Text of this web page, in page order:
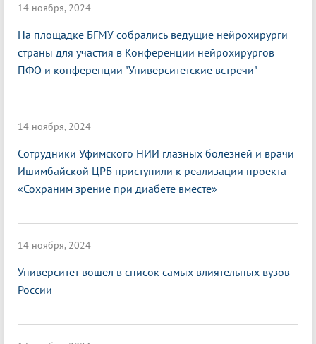
14 ноября, 2024
На площадке БГМУ собрались ведущие нейрохирурги
страны для участия в Конференции нейрохирургов
ПФО и конференции "Университетские встречи"
14 ноября, 2024
Сотрудники Уфимского НИИ глазных болезней и врачи
Ишимбайской ЦРБ приступили к реализации проекта
«Сохраним зрение при диабете вместе»
14 ноября, 2024
Университет вошел в список самых влиятельных вузов
России